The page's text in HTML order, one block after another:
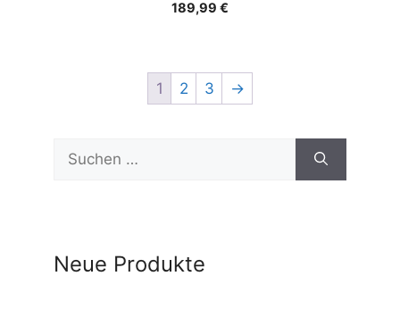
189,99 €
1 2 3 →
Suchen
nach:
Neue Produkte